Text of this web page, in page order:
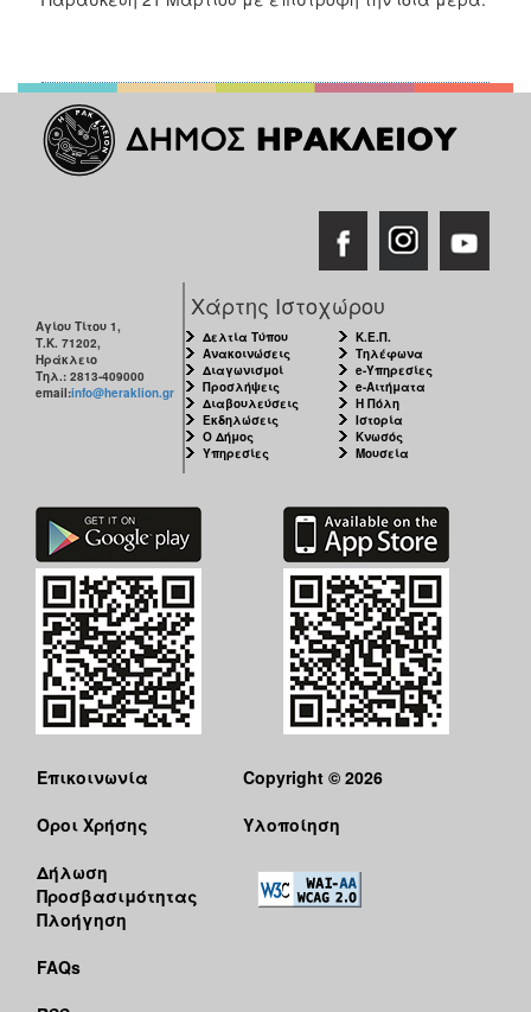
Αγίου Τίτου 1,
Τ.Κ. 71202,
Ηράκλειο
Τηλ.: 2813-409000
email:info@heraklion.gr
Χάρτης Ιστοχώρου
Δελτία Τύπου
Ανακοινώσεις
Διαγωνισμοί
Προσλήψεις
Διαβουλεύσεις
Εκδηλώσεις
Ο Δήμος
Υπηρεσίες
Κ.Ε.Π.
Τηλέφωνα
e-Υπηρεσίες
e-Αιτήματα
Η Πόλη
Ιστορία
Κνωσός
Μουσεία
Επικοινωνία
Όροι Χρήσης
Δήλωση
Προσβασιμότητας
Πλοήγηση
FAQs
Copyright © 2026
Υλοποίηση